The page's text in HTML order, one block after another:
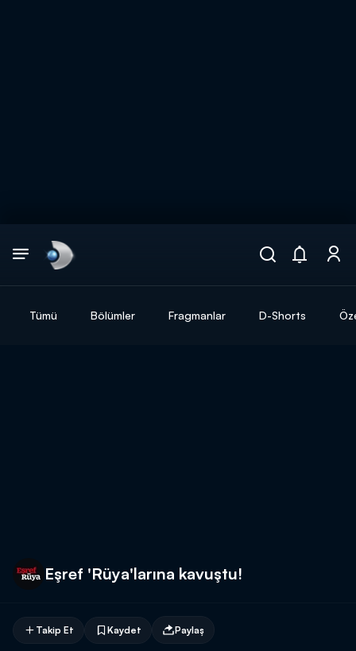
Tümü Bölümler Fragmanlar D-Shorts
Eşref 'Rüya'larına kavuştu!
Takip Et Kaydet Paylaş